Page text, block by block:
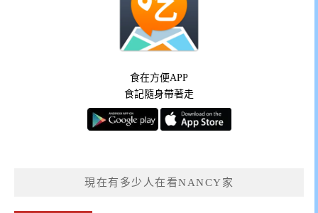
食在方便APP
食記隨身帶著走
現在有多少人在看NANCY家